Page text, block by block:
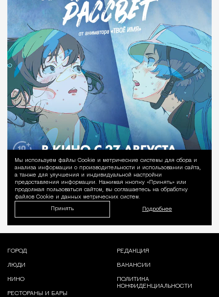
Уведомление
Мы используем файлы Сookie и метрические системы для сбора и
анализа информации о производительности и использовании сайта,
а также для улучшения и индивидуальной настройки
предоставления информации. Нажимая кнопку «Принять» или
продолжая пользоваться сайтом, вы соглашаетесь на обработку
файлов Cookie и данных метрических систем.
Принять Подробнее
ГОРОД
ЛЮДИ
КИНО
РЕСТОРАНЫ И БАРЫ
РЕДАКЦИЯ
ВАКАНСИИ
ПОЛИТИКА
КОНФИДЕНЦИАЛЬНОСТИ